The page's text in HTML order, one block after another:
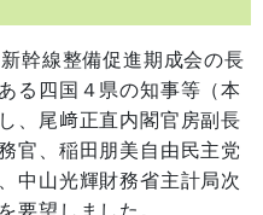
幹線整備促進期成会の長
る四国４県の知事等（本
、尾﨑正直内閣官房副長
官、稲田朋美自由民主党
中山光輝財務省主計局次
要望しました。